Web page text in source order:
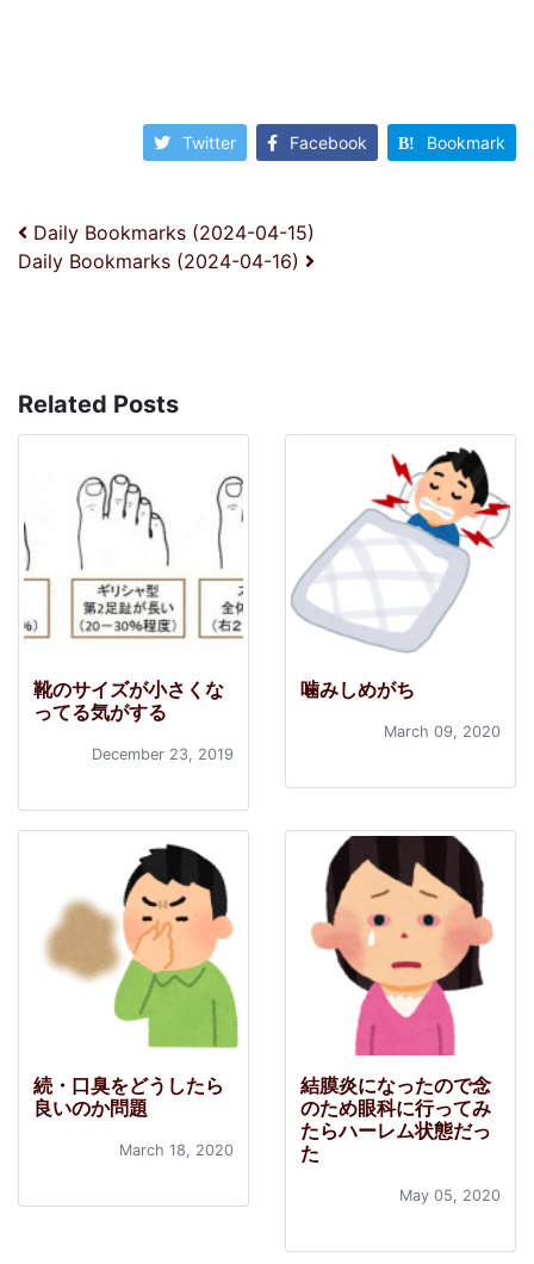
Twitter Facebook Bookmark
投稿ナビゲーション
Daily Bookmarks (2024-04-15)
Daily Bookmarks (2024-04-16)
Related Posts
靴のサイズが小さくな
ってる気がする
December 23, 2019
噛みしめがち
March 09, 2020
続・口臭をどうしたら
良いのか問題
March 18, 2020
結膜炎になったので念
のため眼科に行ってみ
たらハーレム状態だっ
た
May 05, 2020